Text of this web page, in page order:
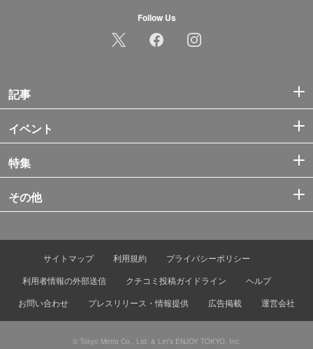
Follow Us
記事
イベント
特集
その他
サイトマップ 利用規約
プライバシーポリシー
利用者情報の外部送信
クチコミ投稿ガイドライン
ヘルプ
お問い合わせ
プレスリリース・情報提供 広告掲載 運営会社
© Tokyo Metro Co., Ltd. & Let’s ENJOY TOKYO, Inc.